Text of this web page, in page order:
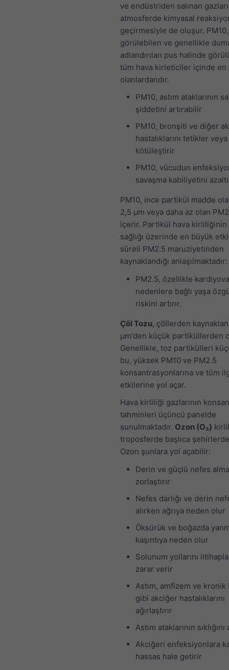
ve endüstriden salınan
atmosferde kimyasal
geçirmesiyle de oluşur.
görülebilen ve genellikle
adlandırılan pus halinde
tüm hava kirleticiler içinde en
olanlardandır.
PM10, astım ataklarının
şiddetini artırabilir
PM10, bronşiti ve diğer
hastalıklarını tetikler veya
kötüleştirir
PM10, vücudun
savaşma kabiliyetini
PM10, ince partikül madde
2,5 μm veya daha az olan
içerir. Partikül hava kirliliğinin
sağlığı üzerinde en büyük
süreli PM2.5 maruziyetinden
kaynaklandığı anlaşılmaktadır:
PM2.5, özellikle
nedenlere bağlı yaşa
riskini artırır.
Çöl Tozu, çöllerden
μm'den küçük partiküllerden
Genellikle, toz partikülleri
bu, yüksek PM10 ve PM2.5
konsantrasyonlarına ve tüm
etkilerine yol açar.
Hava kirliliği gazlarının
tahminleri üçüncü panelde
sunulmaktadır. Ozon (O₃)
troposferde başlıca
Ozon şunlara yol açabilir:
Derin ve güçlü nefes
zorlaştırır
Nefes darlığı ve derin
alırken ağrıya neden olur
Öksürük ve boğazda
kaşıntıya neden olur
Solunum yollarını
zarar verir
Astım, amfizem ve
gibi akciğer hastalıklarını
ağırlaştırır
Astım ataklarının sıklığını
Akciğeri enfeksiyonlara
hassas hale getirir